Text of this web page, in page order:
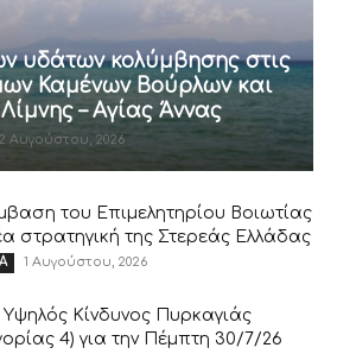
υδάτων κολύμβησης στις
Καμένων Βούρλων και
– Αγίας Άννας
2 Αυγούστου, 2026
του Επιμελητηρίου Βοιωτίας
στρατηγική της Στερεάς Ελλάδας
1 Αυγούστου, 2026
Κίνδυνος Πυρκαγιάς
4) για την Πέμπτη 30/7/26